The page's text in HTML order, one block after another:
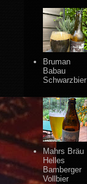
Bruman
Babau
Schwarzbier
Mahrs Bräu
Helles
Bamberger
Vollbier